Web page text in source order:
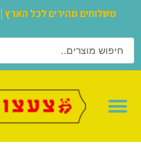
משלוחים מהירים לכל הארץ |